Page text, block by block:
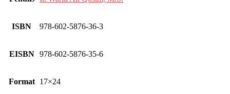
ISBN 978-602-5876-36-3
EISBN 978-602-5876-35-6
Format 17×24